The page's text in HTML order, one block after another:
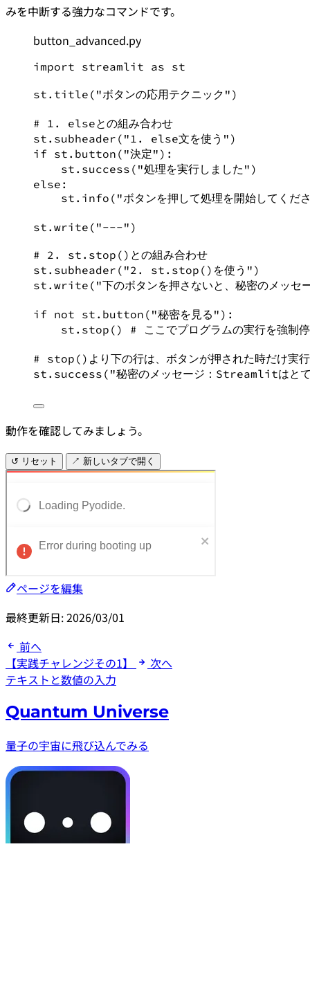
みを中断する強力なコマンドです。
button_advanced.py
import streamlit as st
st.title( "ボタンの応用テクニック " )
# 1. elseとの組み合わせ
st.subheader( "1. else文を使う " )
if st.button( "決定" ):
st.success( "処理を実行しました " )
else :
st.info( "ボタンを押して処理を開始してくだ
st.write( "---" )
# 2. st.stop()との組み合わせ
st.subheader( "2. st.stop()を使う " )
st.write( "下のボタンを押さないと、秘密のメッセ
if not st.button( "秘密を見る " ):
st.stop() # ここでプログラムの実行を強制
# stop()より下の行は、ボタンが押された時だけ実
st.success( "秘密のメッセージ：Streamlitはと
動作を確認してみましょう。
↺ リセット ↗ 新しいタブで開く
ページを編集
最終更新日:2026/03/01
前へ
【実践チャレンジその1】
次へ
テキストと数値の入力
Quantum Universe
量子の宇宙に飛び込んでみる